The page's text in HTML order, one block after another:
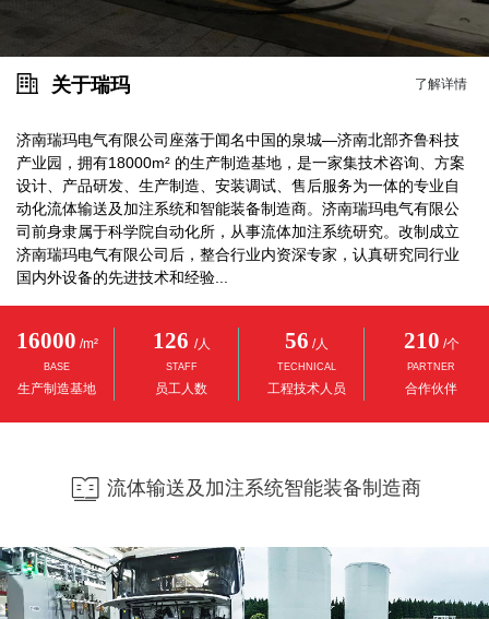
关于瑞玛 了解详情
济南瑞玛电气有限公司座落于闻名中国的泉城—济南北部齐鲁科技
产业园，拥有18000m² 的生产制造基地，是一家集技术咨询、方案
设计、产品研发、生产制造、安装调试、售后服务为一体的专业自
动化流体输送及加注系统和智能装备制造商。济南瑞玛电气有限公
司前身隶属于科学院自动化所，从事流体加注系统研究。改制成立
济南瑞玛电气有限公司后，整合行业内资深专家，认真研究同行业
国内外设备的先进技术和经验...
16000 /m²
BASE
生产制造基地
126 /人
STAFF
员工人数
56 /人
TECHNICAL
工程技术人员
210 /个
PARTNER
合作伙伴
流体输送及加注系统智能装备制造商